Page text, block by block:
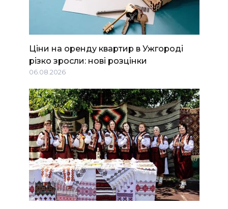
Ціни на оренду квартир в Ужгороді
різко зросли: нові розцінки
06.08.2026